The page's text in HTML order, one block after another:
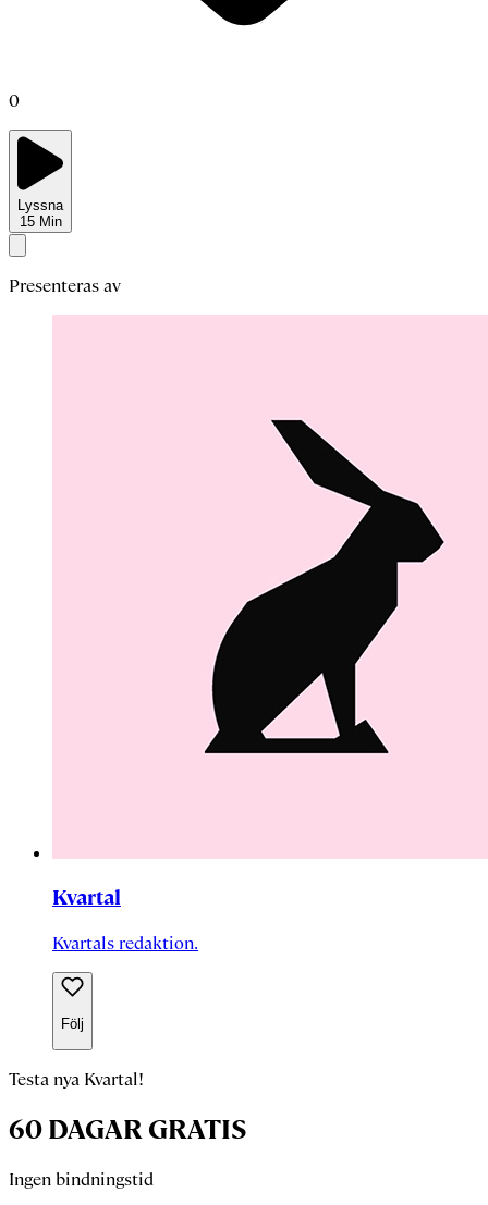
0
Lyssna
15 Min
Presenteras av
Kvartal
Kvartals redaktion.
Följ
Testa nya Kvartal!
60 DAGAR GRATIS
Ingen bindningstid